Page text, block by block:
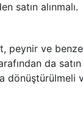
satın alınmalı.
peynir ve
da satın
dönüştürülmeli